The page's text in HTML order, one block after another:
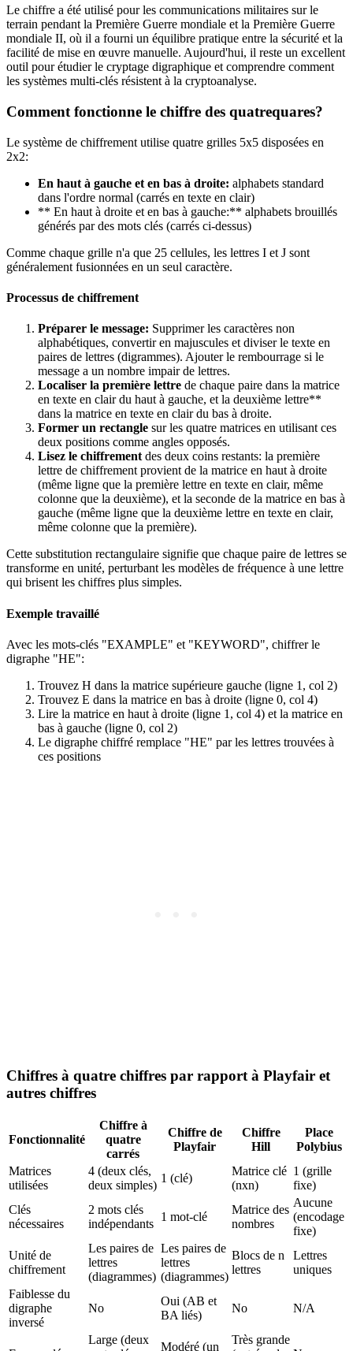
Le chiffre a été utilisé pour les communications militaires sur le
terrain pendant la Première Guerre mondiale et la Première Guerre
mondiale II, où il a fourni un équilibre pratique entre la sécurité et la
facilité de mise en œuvre manuelle. Aujourd'hui, il reste un excellent
outil pour étudier le cryptage digraphique et comprendre comment
les systèmes multi-clés résistent à la cryptoanalyse.
Comment fonctionne le chiffre des quatrequares?
Le système de chiffrement utilise quatre grilles 5x5 disposées en
2x2:
En haut à gauche et en bas à droite: alphabets standard
dans l'ordre normal (carrés en texte en clair)
** En haut à droite et en bas à gauche:** alphabets brouillés
générés par des mots clés (carrés ci-dessus)
Comme chaque grille n'a que 25 cellules, les lettres I et J sont
généralement fusionnées en un seul caractère.
Processus de chiffrement
Préparer le message: Supprimer les caractères non
alphabétiques, convertir en majuscules et diviser le texte en
paires de lettres (digrammes). Ajouter le rembourrage si le
message a un nombre impair de lettres.
Localiser la première lettre de chaque paire dans la matrice
en texte en clair du haut à gauche, et la deuxième lettre**
dans la matrice en texte en clair du bas à droite.
Former un rectangle sur les quatre matrices en utilisant ces
deux positions comme angles opposés.
Lisez le chiffrement des deux coins restants: la première
lettre de chiffrement provient de la matrice en haut à droite
(même ligne que la première lettre en texte en clair, même
colonne que la deuxième), et la seconde de la matrice en bas à
gauche (même ligne que la deuxième lettre en texte en clair,
même colonne que la première).
Cette substitution rectangulaire signifie que chaque paire de lettres se
transforme en unité, perturbant les modèles de fréquence à une lettre
qui brisent les chiffres plus simples.
Exemple travaillé
Avec les mots-clés "EXAMPLE" et "KEYWORD", chiffrer le
digraphe "HE":
Trouvez H dans la matrice supérieure gauche (ligne 1, col 2)
Trouvez E dans la matrice en bas à droite (ligne 0, col 4)
Lire la matrice en haut à droite (ligne 1, col 4) et la matrice en
bas à gauche (ligne 0, col 2)
Le digraphe chiffré remplace "HE" par les lettres trouvées à
ces positions
Chiffres à quatre chiffres par rapport à Playfair et
autres chiffres
Fonctionnalité
Chiffre à
quatre
carrés
Chiffre de
Playfair
Chiffre
Hill
Place
Polybius
Matrices
utilisées
4 (deux clés,
deux simples)
1 (clé)
Matrice clé
(nxn)
1 (grille
fixe)
Clés
nécessaires
2 mots clés
indépendants
1 mot-clé
Matrice des
nombres
Aucune
(encodage
fixe)
Unité de
chiffrement
Les paires de
lettres
(diagrammes)
Les paires de
lettres
(diagrammes)
Blocs de n
lettres
Lettres
uniques
Faiblesse du
digraphe
inversé
No
Oui (AB et
BA liés)
No N/A
Large (deux
Modéré (un
Très grande